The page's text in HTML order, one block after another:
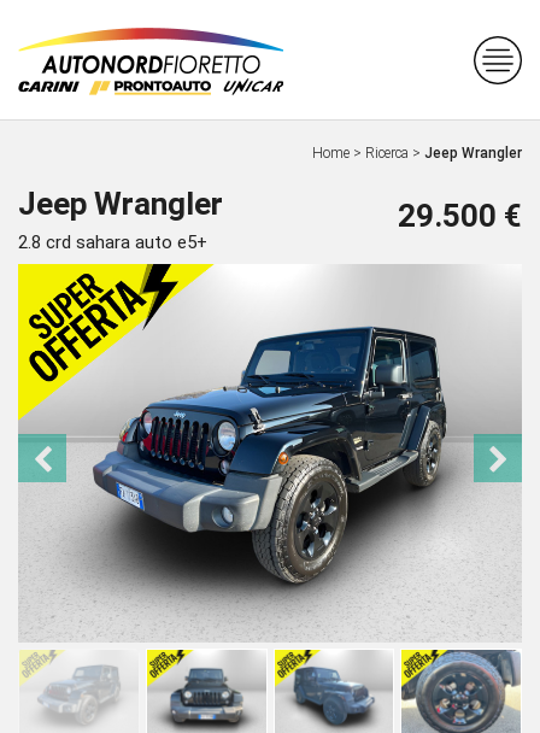
Home > Ricerca > Jeep Wrangler
Jeep Wrangler
2.8 crd sahara auto e5+
29.500 €